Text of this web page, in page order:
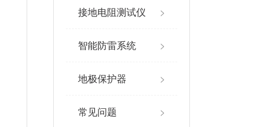
接地电阻测试仪 >
智能防雷系统 >
地极保护器 >
常见问题 >